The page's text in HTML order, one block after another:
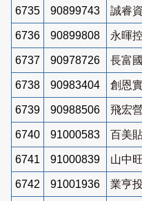
6735 90899743 誠睿
6736 90899808 永暉
6737 90978726 長富
6738 90983404 創恩
6739 90988506 飛宏
6740 91000583 百美
6741 91000839 山中
6742 91001936 業亨